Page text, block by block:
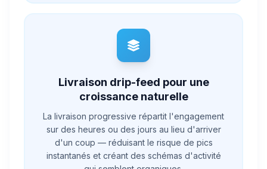
Livraison drip-feed pour une
croissance naturelle
La livraison progressive répartit l'engagement
sur des heures ou des jours au lieu d'arriver
d'un coup — réduisant le risque de pics
instantanés et créant des schémas d'activité